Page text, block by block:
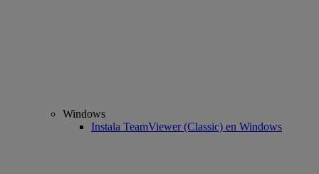
Windows
Instala TeamViewer (Classic) en Windows